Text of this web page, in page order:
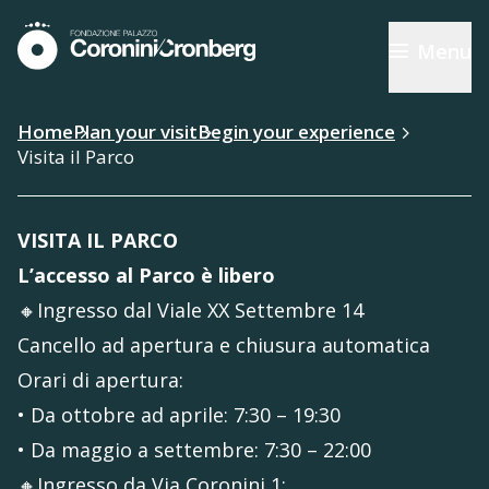
HomePlan your visitBegin your experience
Visita il Parco
VISITA IL PARCO
L’accesso al Parco è libero
🔸Ingresso dal Viale XX Settembre 14
Cancello ad apertura e chiusura automatica
Orari di apertura:
• Da ottobre ad aprile: 7:30 – 19:30
• Da maggio a settembre: 7:30 – 22:00